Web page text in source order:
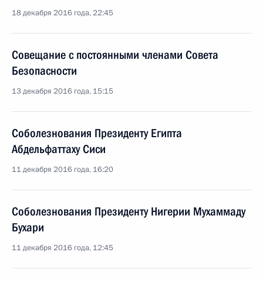
18 декабря 2016 года, 22:45
Совещание с постоянными членами Совета
Безопасности
13 декабря 2016 года, 15:15
Соболезнования Президенту Египта
Абдельфаттаху Сиси
11 декабря 2016 года, 16:20
Соболезнования Президенту Нигерии Мухаммаду
Бухари
11 декабря 2016 года, 12:45